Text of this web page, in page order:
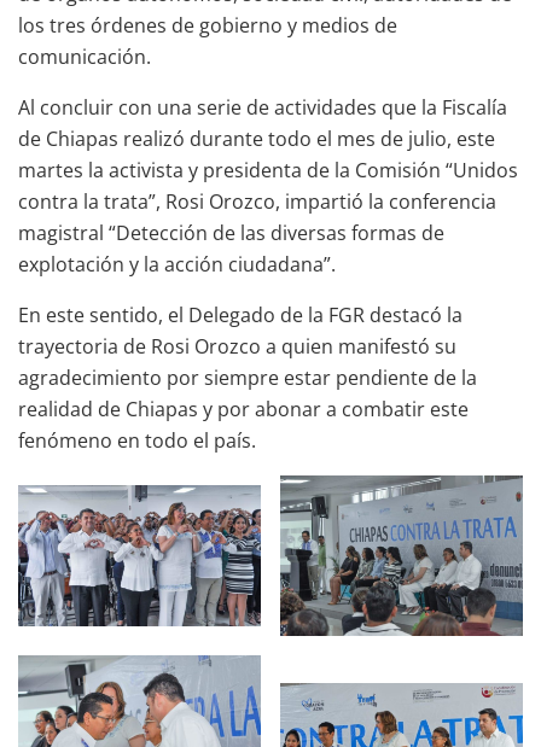
los tres órdenes de gobierno y medios de
comunicación.
Al concluir con una serie de actividades que la Fiscalía
de Chiapas realizó durante todo el mes de julio, este
martes la activista y presidenta de la Comisión “Unidos
contra la trata”, Rosi Orozco, impartió la conferencia
magistral “Detección de las diversas formas de
explotación y la acción ciudadana”.
En este sentido, el Delegado de la FGR destacó la
trayectoria de Rosi Orozco a quien manifestó su
agradecimiento por siempre estar pendiente de la
realidad de Chiapas y por abonar a combatir este
fenómeno en todo el país.